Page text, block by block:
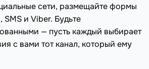
сети, размещайте формы
SMS и Viber. Будьте
— пусть каждый выбирает
с вами тот канал, который ему